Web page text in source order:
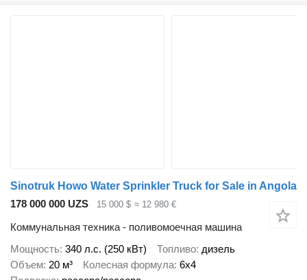
Sinotruk Howo Water Sprinkler Truck for Sale in Angola
178 000 000 UZS
15 000 $ ≈ 12 980 €
Коммунальная техника - поливомоечная машина
Мощность 340 л.с. (250 кВт) Топливо дизель
Объем 20 м³ Колесная формула 6x4